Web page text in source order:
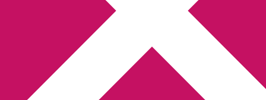
Bokbloggsjerka Bloggmaraton
Kriminalroman Min tv-blogg
You are here: Bokbloggsjerka
Bokbloggsjerka 27 januari
– 30 januari